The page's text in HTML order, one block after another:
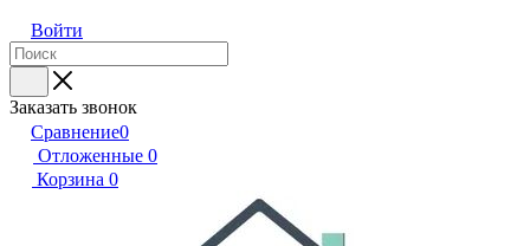
Войти
Заказать звонок
Сравнение0
Отложенные 0
Корзина 0